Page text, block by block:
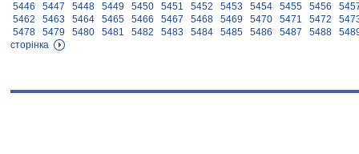
5446
5447 5448 5449 5450 5451 5452 5453 5454 5455 5456
5462
5463 5464 5465 5466 5467 5468 5469 5470 5471 5472
5478
5479 5480 5481 5482 5483 5484 5485 5486 5487 5488
сторінка